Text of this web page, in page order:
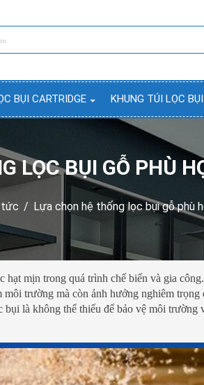
BỤI CARTRIDGE KHUNG TÚI LỌC BỤI
LỌC BỤI GỖ PHÙ
tức / Lựa chọn hệ thống lọc bụi gỗ phù
mịn trong quá trình chế biến và gia
trường mà còn ảnh hưởng nghiêm trọng
là không thể thiếu để bảo vệ môi trường